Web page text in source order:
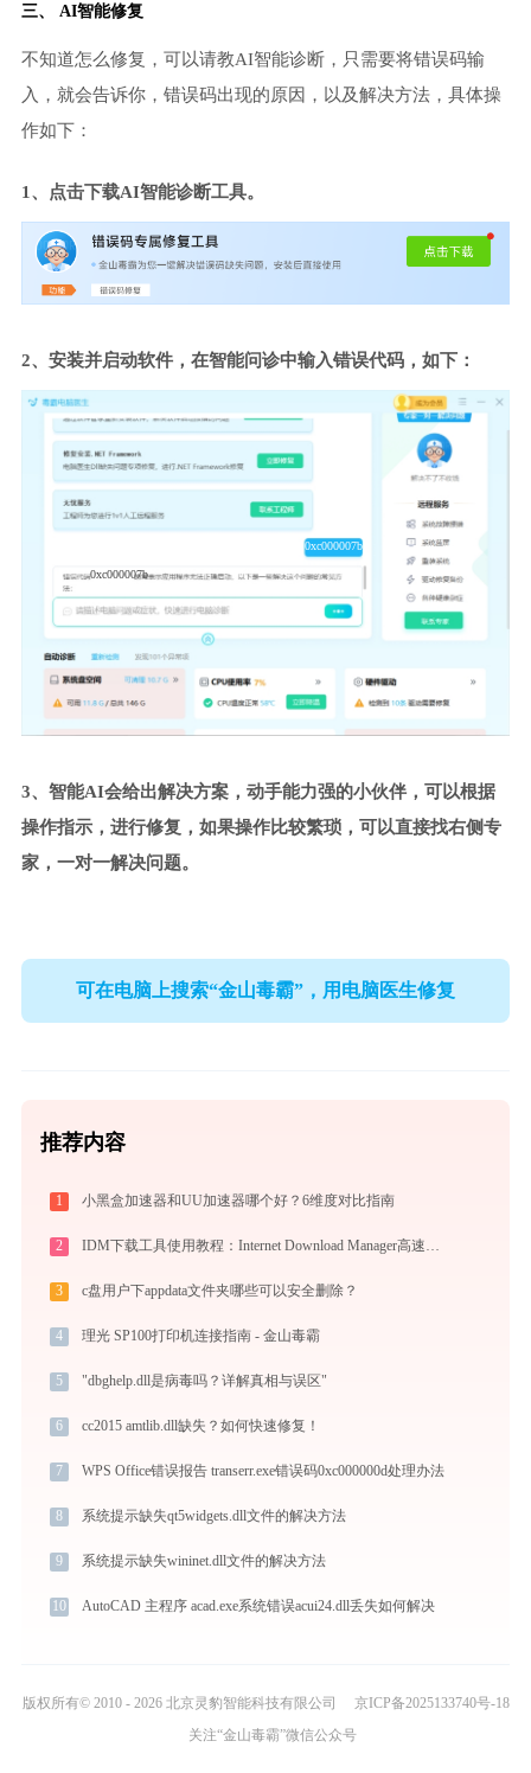
三、 AI智能修复
不知道怎么修复，可以请教AI智能诊断，只需要将错误码输
入，就会告诉你，错误码出现的原因，以及解决方法，具体操
作如下：
1、点击下载AI智能诊断工具。
2、安装并启动软件，在智能问诊中输入错误代码，如下：
0xc000007b
0xc000007b
3、智能AI会给出解决方案，动手能力强的小伙伴，可以根据
操作指示，进行修复，如果操作比较繁琐，可以直接找右侧专
家，一对一解决问题。
可在电脑上搜索“金山毒霸”，用电脑医生修复
推荐内容
1 小黑盒加速器和UU加速器哪个好？6维度对比指南
2 IDM下载工具使用教程：Internet Download Manager高速下载与视频抓取完全指南
3 c盘用户下appdata文件夹哪些可以安全删除？
4 理光 SP100打印机连接指南 - 金山毒霸
5 "dbghelp.dll是病毒吗？详解真相与误区"
6 cc2015 amtlib.dll缺失？如何快速修复！
7 WPS Office错误报告 transerr.exe错误码0xc000000d处理办法
8 系统提示缺失qt5widgets.dll文件的解决方法
9 系统提示缺失wininet.dll文件的解决方法
10 AutoCAD 主程序 acad.exe系统错误acui24.dll丢失如何解决
版权所有© 2010 - 2026 北京灵豹智能科技有限公司
京ICP备2025133740号-18
关注“金山毒霸”微信公众号